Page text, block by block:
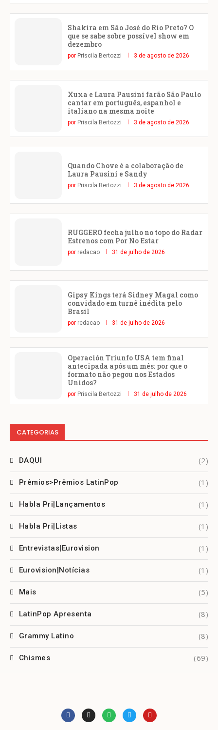
Shakira em São José do Rio Preto? O
que se sabe sobre possível show em
dezembro
por Priscila Bertozzi 3 de agosto de 2026
Xuxa e Laura Pausini farão São Paulo
cantar em português, espanhol e
italiano na mesma noite
por Priscila Bertozzi 3 de agosto de 2026
Quando Chove é a colaboração de
Laura Pausini e Sandy
por Priscila Bertozzi 3 de agosto de 2026
RUGGERO fecha julho no topo do Radar
Estrenos com Por No Estar
por redacao 31 de julho de 2026
Gipsy Kings terá Sidney Magal como
convidado em turnê inédita pelo
Brasil
por redacao 31 de julho de 2026
Operación Triunfo USA tem final
antecipada após um mês: por que o
formato não pegou nos Estados
Unidos?
por Priscila Bertozzi 31 de julho de 2026
CATEGORIAS
DAQUI (2)
Prêmios>Prêmios LatinPop (1)
Habla Pri|Lançamentos (1)
Habla Pri|Listas (1)
Entrevistas|Eurovision (1)
Eurovision|Notícias (1)
Mais (5)
LatinPop Apresenta (8)
Grammy Latino (8)
Chismes (69)